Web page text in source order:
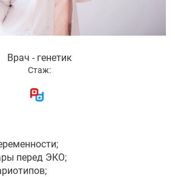
Врач - генетик
Стаж:
перед ЭКО;